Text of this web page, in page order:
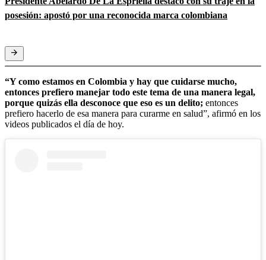
posesión: apostó por una reconocida marca colombiana
“Y como estamos en Colombia y hay que cuidarse mucho,
entonces prefiero manejar todo este tema de una manera legal,
porque quizás ella desconoce que eso es un delito; entonces
prefiero hacerlo de esa manera para curarme en salud”, afirmó en los
videos publicados el día de hoy.